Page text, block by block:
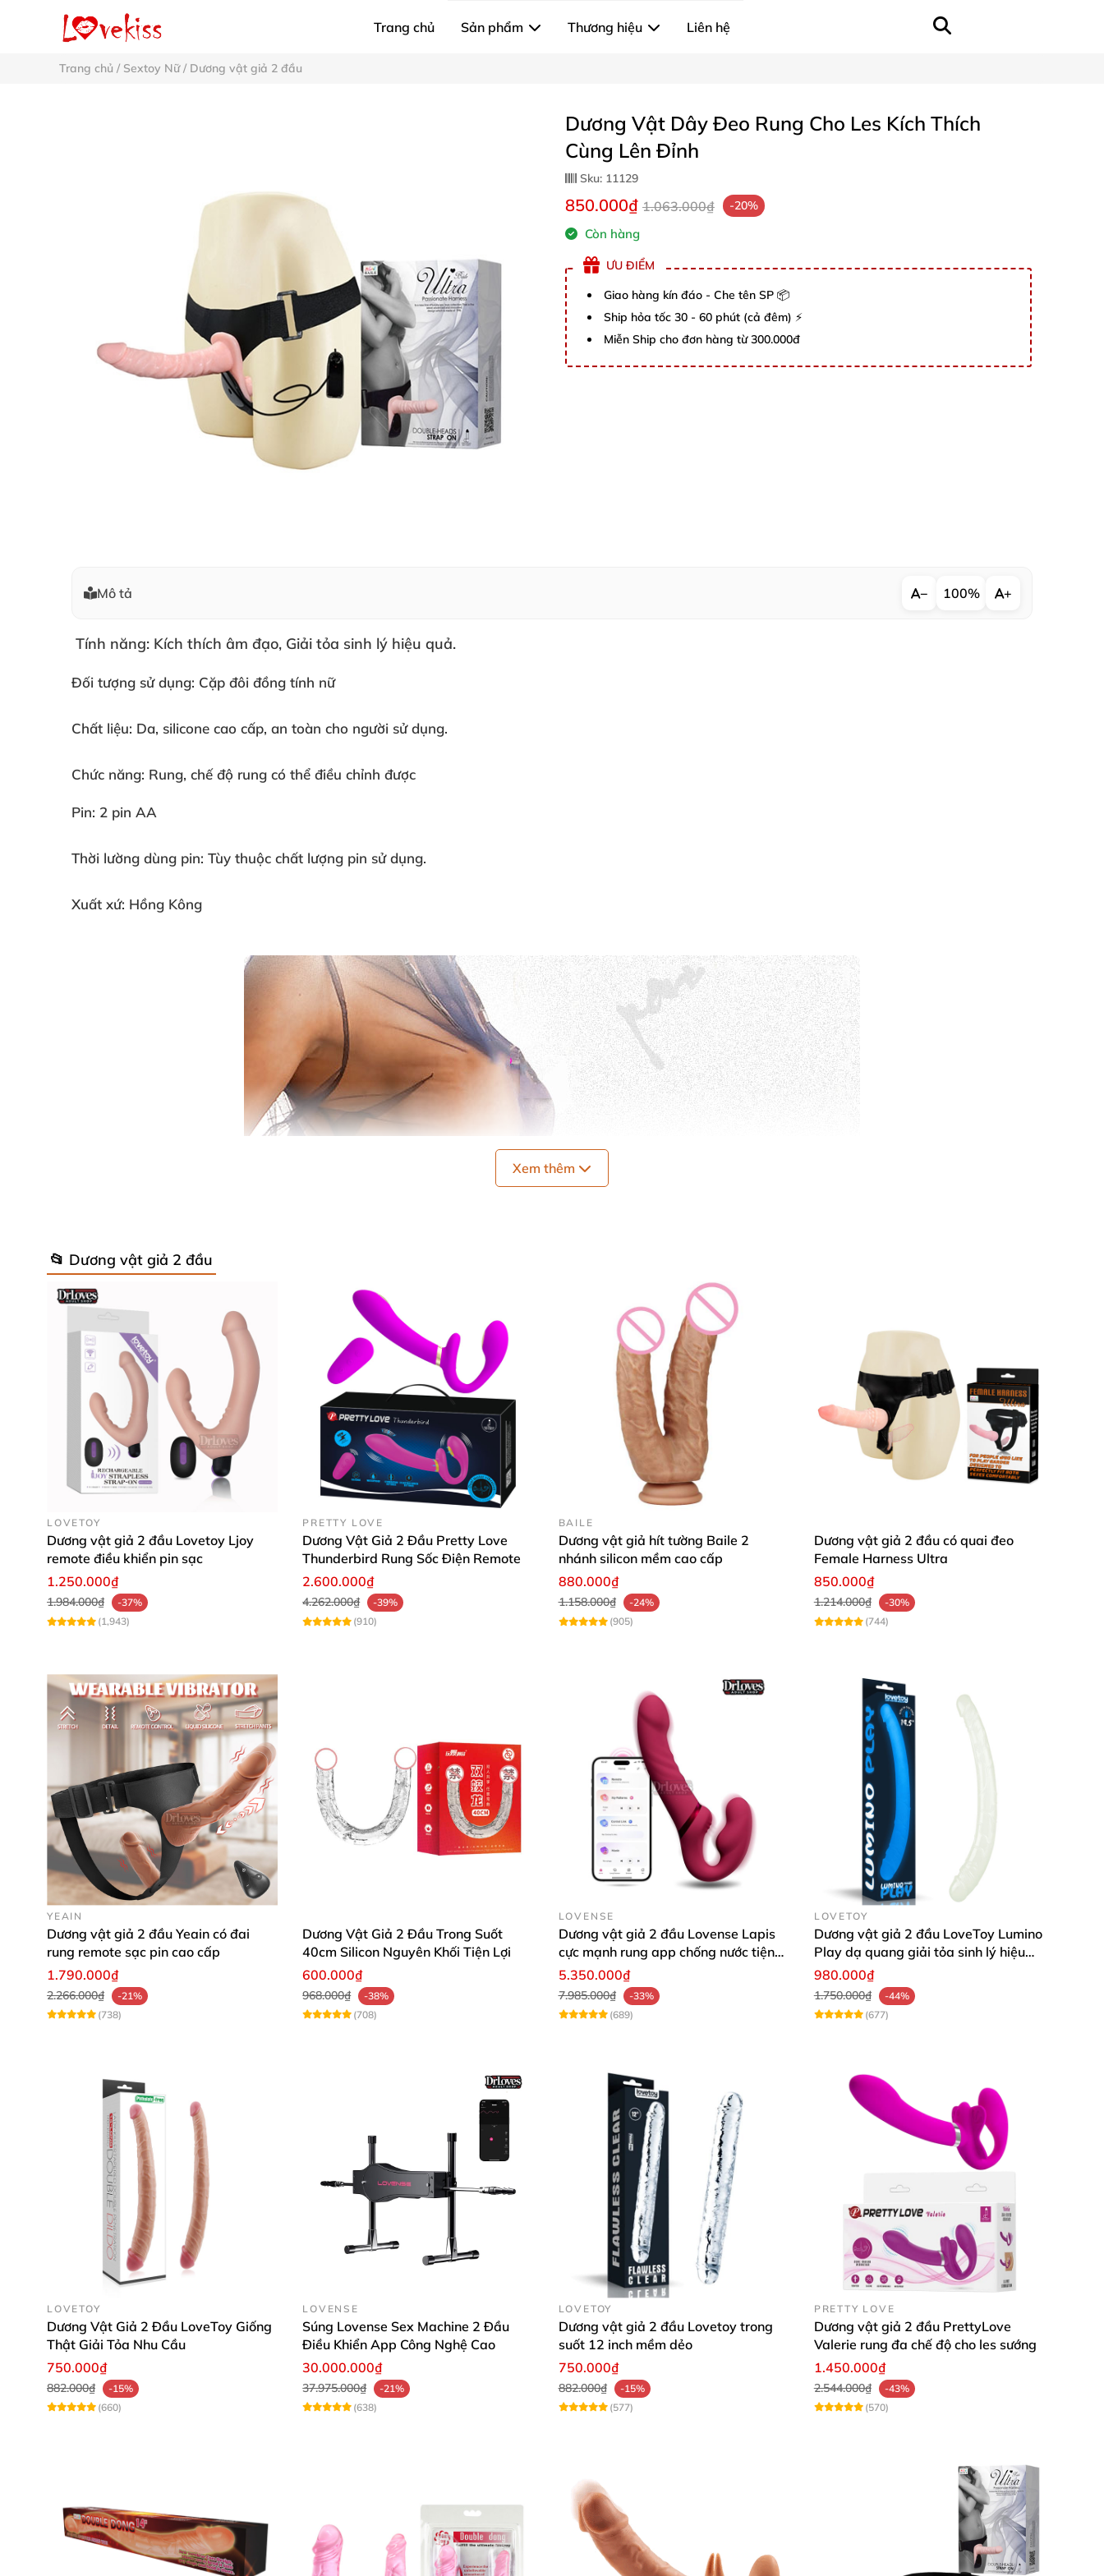
Trang chủ Sản phẩm Thương hiệu Liên hệ
Trang chủ / Sextoy Nữ/ Dương vật giả 2 đầu
Dương Vật Dây Đeo Rung Cho Les Kích Thích
Cùng Lên Đỉnh
Sku: 11129
850.000₫ 1.063.000₫ -20%
Còn hàng
ƯU ĐIỂM
Giao hàng kín đáo - Che tên SP 📦
Ship hỏa tốc 30 - 60 phút (cả đêm) ⚡
Miễn Ship cho đơn hàng từ 300.000đ
Mô tả − 100% +
Tính năng: Kích thích âm đạo, Giải tỏa sinh lý hiệu quả.
Đối tượng sử dụng: Cặp đôi đồng tính nữ
Chất liệu: Da, silicone cao cấp, an toàn cho người sử dụng.
Chức năng: Rung, chế độ rung có thể điều chỉnh được
Pin: 2 pin AA
Thời lường dùng pin: Tùy thuộc chất lượng pin sử dụng.
Xuất xứ: Hồng Kông
Dù là nữ nhưng bạn vẫn có thể chứng minh cho "đối tác" của mình thấy bạn mạnh mẽ và hấp dẫn không kém các chàng trai khác, khi sử dụng
dương vật dây đeo có rung hai đầu để có thể kéo nàng lên đỉnh cùng lúc tận hưởng cảm giác sung sướng.
Hãy thể hiện tình yêu với một nửa của mình bằng việc chăm sóc nàng chu đáo và tỉ mỉ với dương vật siêu độc đáo hỗ trợ cho cả hai.
Sản phẩm thiết kế với chất liệu silicone y tế mềm mại nhằm thỏa mãn những khao khát và hưng phấn cho cả hai.
Mặt trước của sản phẩm khi đeo dương vật vào
Mặt sau của sản phẩm
Xem thêm
📂 Dương vật giả 2 đầu
LOVETOY
Dương vật giả 2 đầu Lovetoy Ljoy
remote điều khiển pin sạc
1.250.000₫
1.984.000₫
-37%
(1,943)
PRETTY LOVE
Dương Vật Giả 2 Đầu Pretty Love
Thunderbird Rung Sốc Điện Remote
2.600.000₫
4.262.000₫
-39%
(910)
BAILE
Dương vật giả hít tường Baile 2
nhánh silicon mềm cao cấp
880.000₫
1.158.000₫
-24%
(905)
Dương vật giả 2 đầu có quai đeo
Female Harness Ultra
850.000₫
1.214.000₫
-30%
(744)
YEAIN
Dương vật giả 2 đầu Yeain có đai
rung remote sạc pin cao cấp
1.790.000₫
2.266.000₫
-21%
(738)
Dương Vật Giả 2 Đầu Trong Suốt
40cm Silicon Nguyên Khối Tiện Lợi
600.000₫
968.000₫
-38%
(708)
LOVENSE
Dương vật giả 2 đầu Lovense Lapis
cực mạnh rung app chống nước tiện
lợi
5.350.000₫
7.985.000₫
-33%
(689)
LOVETOY
Dương vật giả 2 đầu LoveToy Lumino
Play dạ quang giải tỏa sinh lý hiệu
quả
980.000₫
1.750.000₫
-44%
(677)
LOVETOY
Dương Vật Giả 2 Đầu LoveToy Giống
Thật Giải Tỏa Nhu Cầu
750.000₫
882.000₫
-15%
(660)
LOVENSE
Súng Lovense Sex Machine 2 Đầu
Điều Khiển App Công Nghệ Cao
30.000.000₫
37.975.000₫
-21%
(638)
LOVETOY
Dương vật giả 2 đầu Lovetoy trong
suốt 12 inch mềm dẻo
750.000₫
882.000₫
-15%
(577)
PRETTY LOVE
Dương vật giả 2 đầu PrettyLove
Valerie rung đa chế độ cho les sướng
1.450.000₫
2.544.000₫
-43%
(570)